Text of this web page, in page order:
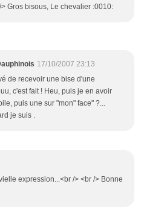
Gros bisous, Le chevalier :0010:
17/10/2007 23:13
de recevoir une bise d'une
c'est fait ! Heu, puis je en avoir
puis une sur "mon" face" ?...
je suis .
expression...<br /> <br /> Bonne